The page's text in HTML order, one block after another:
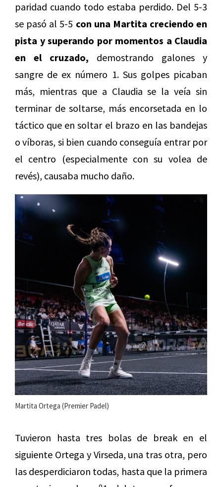
paridad cuando todo estaba perdido. Del 5-3
se pasó al 5-5 con una Martita creciendo en
pista y superando por momentos a Claudia
en el cruzado, demostrando galones y
sangre de ex número 1. Sus golpes picaban
más, mientras que a Claudia se la veía sin
terminar de soltarse, más encorsetada en lo
táctico que en soltar el brazo en las bandejas
o víboras, si bien cuando conseguía entrar por
el centro (especialmente con su volea de
revés), causaba mucho daño.
Martita Ortega (Premier Padel)
Tuvieron hasta tres bolas de break en el
siguiente Ortega y Virseda, una tras otra, pero
las desperdiciaron todas, hasta que la primera